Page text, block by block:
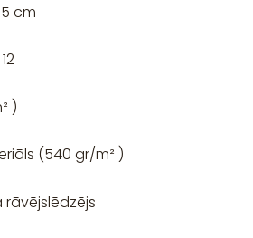
cm
)
(540 gr/m² )